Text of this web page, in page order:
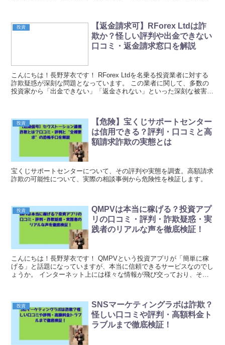
投資
【返金請求可】RForex Ltdは詐
欺か？怪しい評判や出金できない
口コミ・返金請求窓口を解説
こんにちは！長野芽衣です！ RForex Ltdを名乗る投資業者に対する
詐欺疑惑が深刻な問題となっています。 この業者に関して、多数の
投資家から「出金できない」「返金されない」といった深刻な被害報
投資
【危険】宝くじサポートセンター
は信用できる？評判・口コミと高
額請求詐欺の実態とは
宝くじサポートセンターについて、その評判や実態を調査。高額請求
詐欺の可能性について、実際の相談事例から危険性を検証します。
投資
QMPVは本当に稼げる？投資アプ
リの口コミ・評判・詐欺疑惑・実
践者のリアルな声を徹底検証！
こんにちは！長野芽衣です！ QMPVという投資アプリが「簡単に稼
げる」と話題になっていますが、本当に信頼できるサービスなのでし
ょうか。 インターネット上には様々な情報が飛び交っており、その
投資
SNSマーケティングラボは詐欺？
怪しい口コミや評判・高額料金ト
ラブルまで徹底検証！